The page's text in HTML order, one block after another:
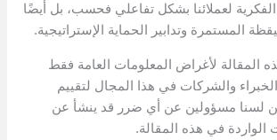
لعملائنا بشكل تفاعلي فحسب، بل أيضًا
المستمرة وتدابير الحماية الإستراتيجية.
المقالة لأغراض المعلومات العامة فقط
والشركات في هذا المجال لتقييم
لسنا مسؤولين عن أي ضرر قد ينشأ عن
الواردة في هذه المقالة.